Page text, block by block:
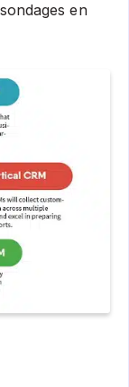
en